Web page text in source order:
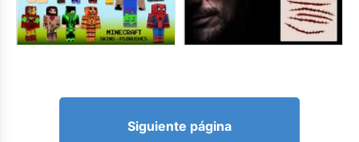
Siguiente página